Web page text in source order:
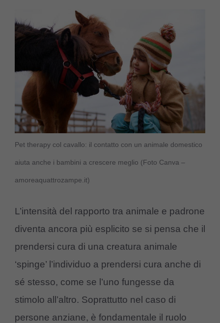
Pet therapy col cavallo: il contatto con un animale domestico
aiuta anche i bambini a crescere meglio (Foto Canva –
amoreaquattrozampe.it)
L’intensità del rapporto tra animale e padrone
diventa ancora più esplicito se si pensa che il
prendersi cura di una creatura animale
‘spinge’ l’individuo a prendersi cura anche di
sé stesso, come se l’uno fungesse da
stimolo all’altro. Soprattutto nel caso di
persone anziane, è fondamentale il ruolo